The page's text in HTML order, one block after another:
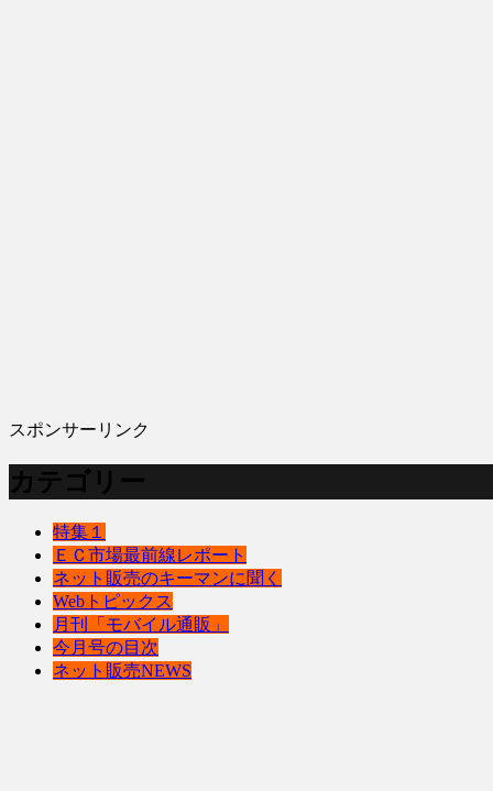
スポンサーリンク
カテゴリー
特集１
ＥＣ市場最前線レポート
ネット販売のキーマンに聞く
Webトピックス
月刊「モバイル通販」
今月号の目次
ネット販売NEWS